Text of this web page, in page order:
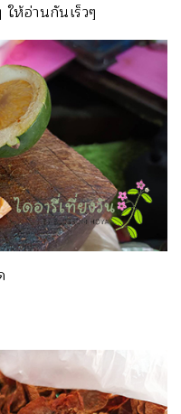
ให้อ่านกันเร็วๆ